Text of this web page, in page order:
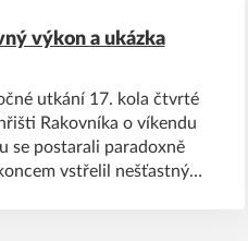
výkon a ukázka
utkání 17. kola čtvrté
Rakovníka o víkendu
se postarali paradoxně
vstřelil nešťastný